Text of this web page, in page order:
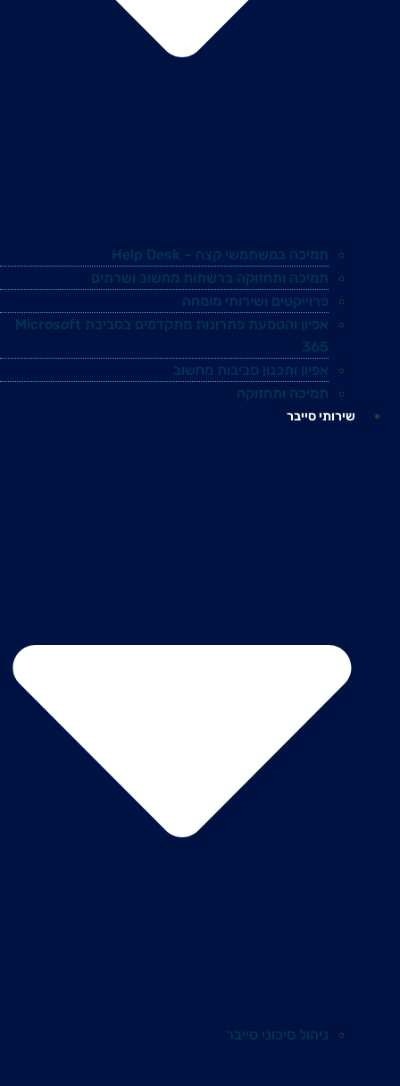
תמיכה במשתמשי קצה – Help Desk
תמיכה ותחזוקה ברשתות מחשוב ושרתים
פרוייקטים ושירותי מומחה
אפיון והטמעת פתרונות מתקדמים בסביבת Microsoft
365
אפיון ותכנון סביבות מחשוב
תמיכה ותחזוקה
שירותי סייבר
ניהול סיכוני סייבר